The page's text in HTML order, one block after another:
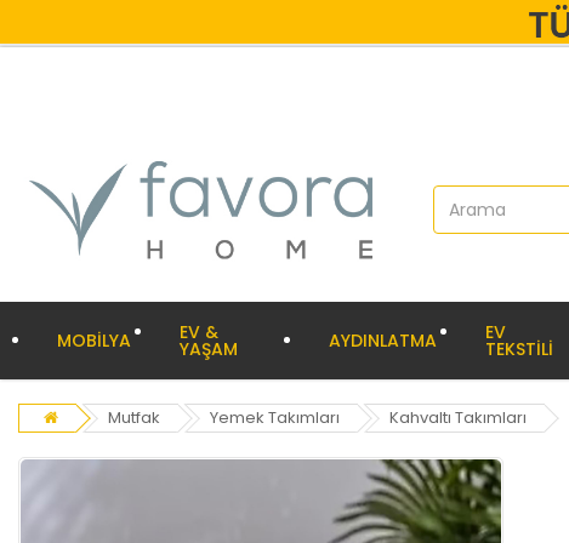
MOBİLYA EV &
YAŞAM AYDINLATMA EV
TEKSTİLİ
Mutfak Yemek Takımları Kahvaltı Takımları